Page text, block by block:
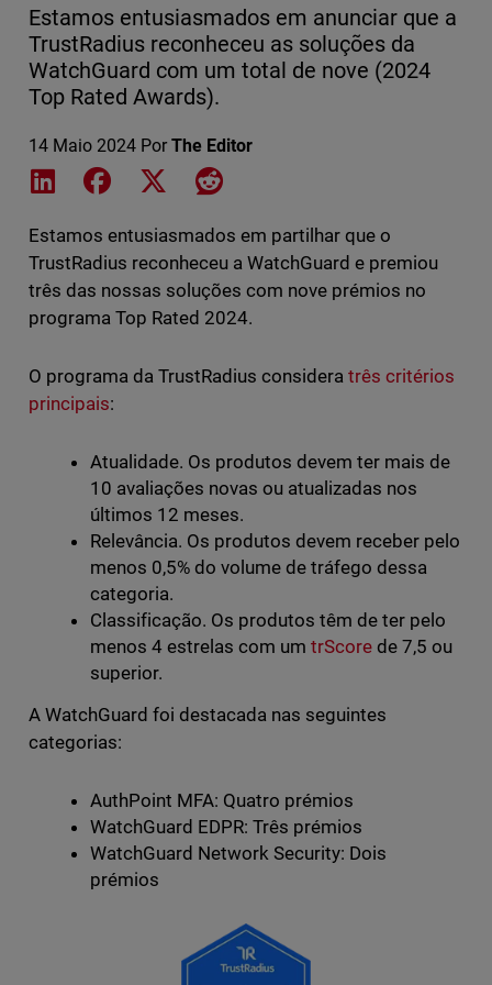
Estamos entusiasmados em anunciar que a
TrustRadius reconheceu as soluções da
WatchGuard com um total de nove (2024
Top Rated Awards).
14 Maio 2024 Por The Editor
Share on LinkedIn
Share on Facebook
Share on XShare on Reddit
Estamos entusiasmados em partilhar que o
TrustRadius reconheceu a WatchGuard e premiou
três das nossas soluções com nove prémios no
programa Top Rated 2024.
O programa da TrustRadius consideratrês critérios
principais:
Atualidade. Os produtos devem ter mais de
10 avaliações novas ou atualizadas nos
últimos 12 meses.
Relevância. Os produtos devem receber pelo
menos 0,5% do volume de tráfego dessa
categoria.
Classificação. Os produtos têm de ter pelo
menos 4 estrelas com um trScore de 7,5 ou
superior.
A WatchGuard foi destacada nas seguintes
categorias:
AuthPoint MFA: Quatro prémios
WatchGuard EDPR: Três prémios
WatchGuard Network Security: Dois
prémios